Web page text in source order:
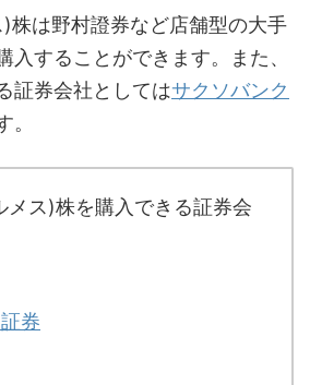
株は野村證券など店舗型の大手
入することができます。また、
証券会社としてはサクソバンク
。
メス)株を購入できる証券会
券